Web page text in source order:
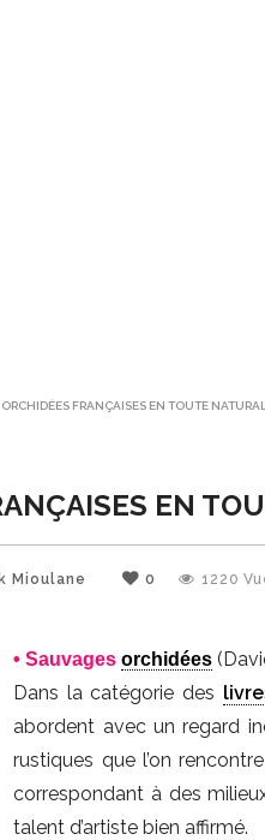
ORCHIDÉES FRANÇAISES EN TOUTE
EN
Mioulane 0 1220
• Sauvagesorchidées
Dans la catégorie des
abordent avec un regard
rustiques que l’on
correspondant à des
talent d’artiste bien affirmé.